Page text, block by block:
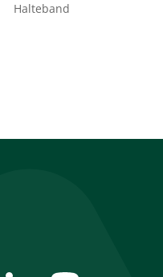
Halteband zur